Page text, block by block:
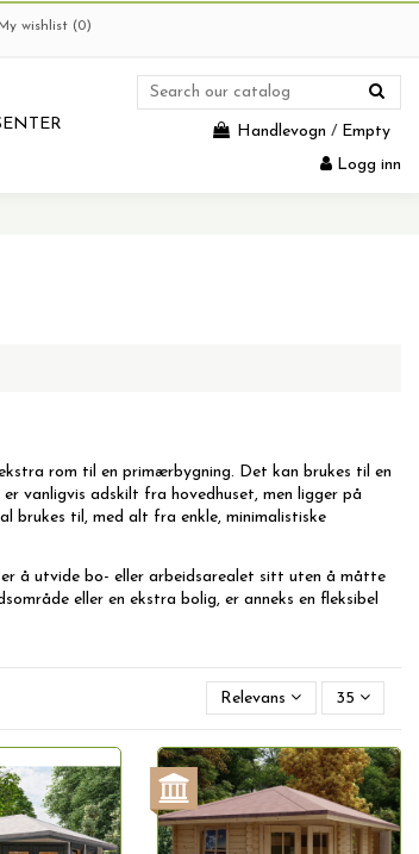
My wishlist (0)
Handlevogn / Empty
Logg inn
rom til en primærbygning. Det kan brukes til en
vanligvis adskilt fra hovedhuset, men ligger på
brukes til, med alt fra enkle, minimalistiske
å utvide bo- eller arbeidsarealet sitt uten å måtte
eller en ekstra bolig, er anneks en fleksibel
Relevans 35